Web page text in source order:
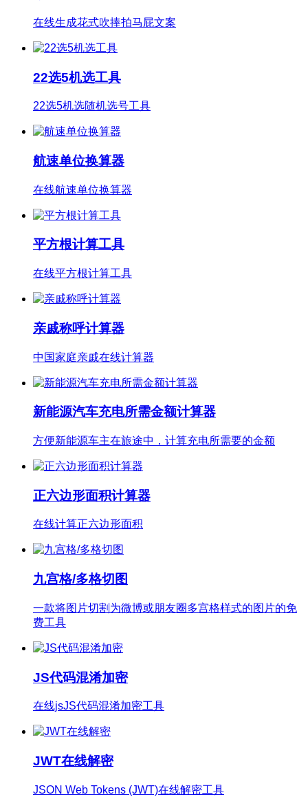
在线生成花式吹捧拍马屁文案
22选5机选工具
22选5机选随机选号工具
航速单位换算器
在线航速单位换算器
平方根计算工具
在线平方根计算工具
亲戚称呼计算器
中国家庭亲戚在线计算器
新能源汽车充电所需金额计算器
方便新能源车主在旅途中，计算充电所需要的金额
正六边形面积计算器
在线计算正六边形面积
九宫格/多格切图
一款将图片切割为微博或朋友圈多宫格样式的图片的免
费工具
JS代码混淆加密
在线jsJS代码混淆加密工具
JWT在线解密
JSON Web Tokens (JWT)在线解密工具